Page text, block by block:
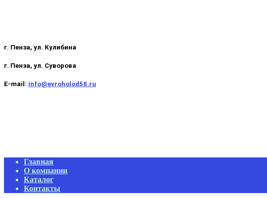
г. Пенза, ул. Кулибина
г. Пенза, ул. Суворова
E-mail: info@evroholod58.ru
Primary
Navigation
Menu
Главная
О компании
Каталог
Контакты